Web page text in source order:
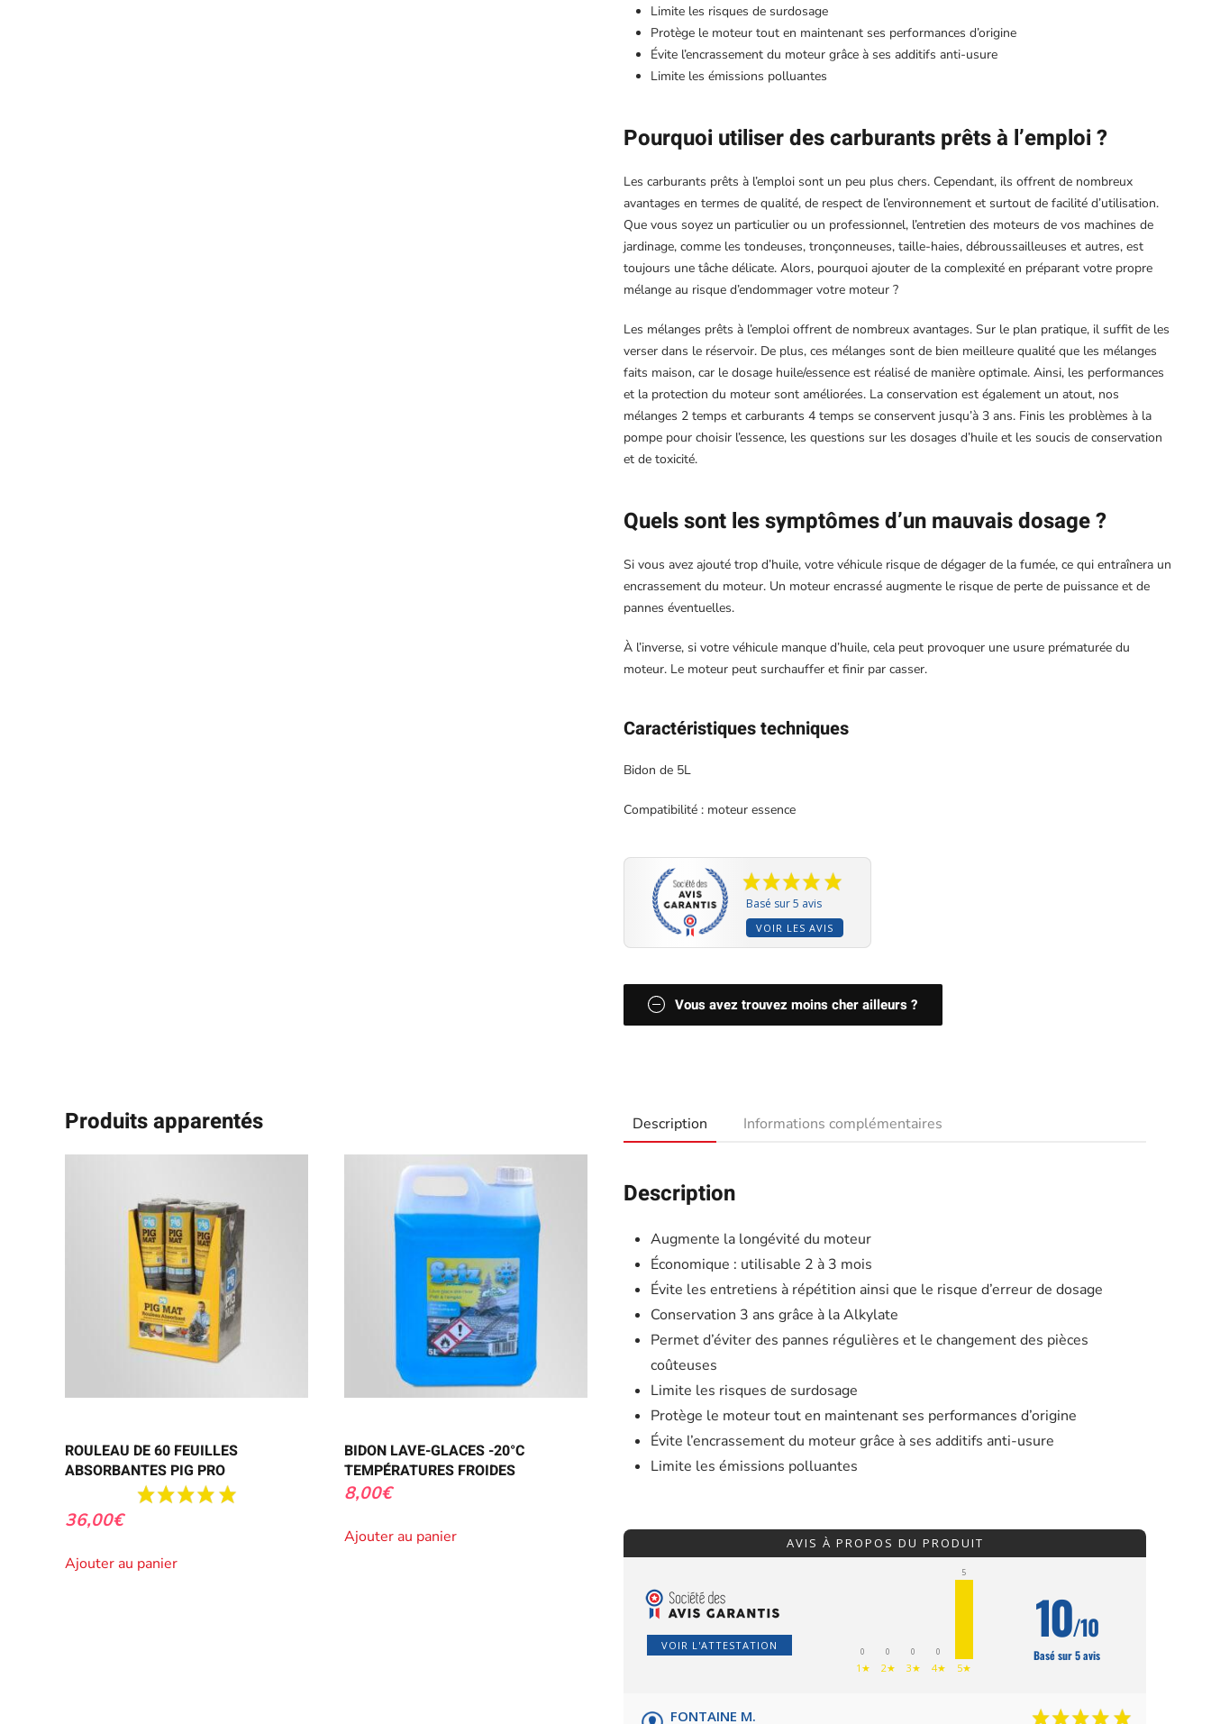
Limite les risques de surdosage
Protège le moteur tout en maintenant ses performances d’origine
Évite l’encrassement du moteur grâce à ses additifs anti-usure
Limite les émissions polluantes
Pourquoi utiliser des carburants prêts à l’emploi ?
Les carburants prêts à l’emploi sont un peu plus chers. Cependant, ils offrent de nombreux
avantages en termes de qualité, de respect de l’environnement et surtout de facilité d’utilisation.
Que vous soyez un particulier ou un professionnel, l’entretien des moteurs de vos machines de
jardinage, comme les tondeuses, tronçonneuses, taille-haies, débroussailleuses et autres, est
toujours une tâche délicate. Alors, pourquoi ajouter de la complexité en préparant votre propre
mélange au risque d’endommager votre moteur ?
Les mélanges prêts à l’emploi offrent de nombreux avantages. Sur le plan pratique, il suffit de les
verser dans le réservoir. De plus, ces mélanges sont de bien meilleure qualité que les mélanges
faits maison, car le dosage huile/essence est réalisé de manière optimale. Ainsi, les performances
et la protection du moteur sont améliorées. La conservation est également un atout, nos
mélanges 2 temps et carburants 4 temps se conservent jusqu’à 3 ans. Finis les problèmes à la
pompe pour choisir l’essence, les questions sur les dosages d’huile et les soucis de conservation
et de toxicité.
Quels sont les symptômes d’un mauvais dosage ?
Si vous avez ajouté trop d’huile, votre véhicule risque de dégager de la fumée, ce qui entraînera un
encrassement du moteur. Un moteur encrassé augmente le risque de perte de puissance et de
pannes éventuelles.
À l’inverse, si votre véhicule manque d’huile, cela peut provoquer une usure prématurée du
moteur. Le moteur peut surchauffer et finir par casser.
Caractéristiques techniques
Bidon de 5L
Compatibilité : moteur essence
Basé sur 5 avis
VOIR LES AVIS
Vous avez trouvez moins cher ailleurs ?
Produits apparentés
ROULEAU DE 60 FEUILLES
ABSORBANTES PIG PRO
36,00€
Ajouter au panier
BIDON LAVE-GLACES -20°C
TEMPÉRATURES FROIDES
8,00€
Ajouter au panier
Description Informations complémentaires
Description
Augmente la longévité du moteur
Économique : utilisable 2 à 3 mois
Évite les entretiens à répétition ainsi que le risque d’erreur de dosage
Conservation 3 ans grâce à la Alkylate
Permet d’éviter des pannes régulières et le changement des pièces
coûteuses
Limite les risques de surdosage
Protège le moteur tout en maintenant ses performances d’origine
Évite l’encrassement du moteur grâce à ses additifs anti-usure
Limite les émissions polluantes
AVIS À PROPOS DU PRODUIT
VOIR L'ATTESTATION 0
1★
0
2★
0
3★
0
4★
5
5★
10/10
Basé sur 5 avis
FONTAINE M.